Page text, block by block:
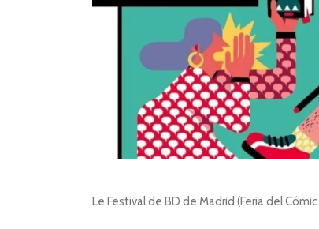
Le Festival de BD de Madrid (Feria del